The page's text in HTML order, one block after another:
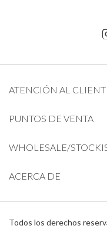
ATENCIÓN AL
PUNTOS DE VENTA
WHOLESALE/
ACERCA DE
Todos los derechos